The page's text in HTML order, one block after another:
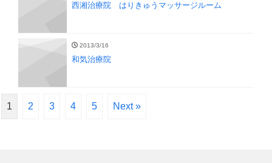
西湘治療院 はりきゅうマッサージルーム
2013/3/16
和気治療院
1 2 3 4 5 Next »